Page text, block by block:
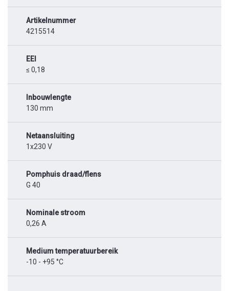
Artikelnummer
4215514
EEI
≤ 0,18
Inbouwlengte
130 mm
Netaansluiting
1x230 V
Pomphuis draad/flens
G 40
Nominale stroom
0,26 A
Medium temperatuurbereik
-10 - +95 °C